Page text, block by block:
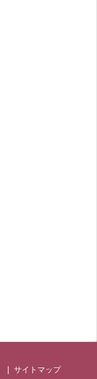
サイトマップ